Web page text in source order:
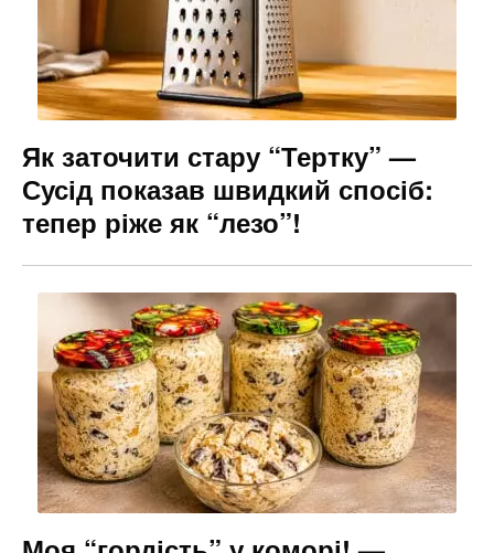
k
er
Як заточити стару “Тертку” —
Сусід показав швидкий спосіб:
тепер ріже як “лезо”!